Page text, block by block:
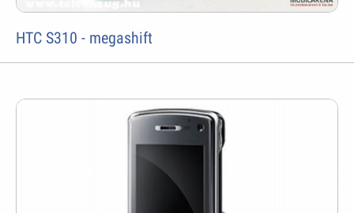
HTC S310 - megashift